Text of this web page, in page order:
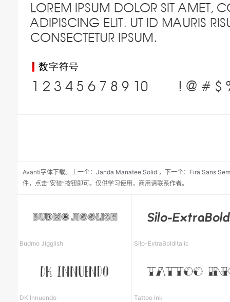
Avanti字体下载。 上一个： Janda Manatee Solid ， 下一个： Fira Sans
件，点击“安装”按钮即可。仅供学习使用，商用请联系作者。
Budmo Jigglish Silo-ExtraBoldItalic
DK Innuendo Tattoo Ink